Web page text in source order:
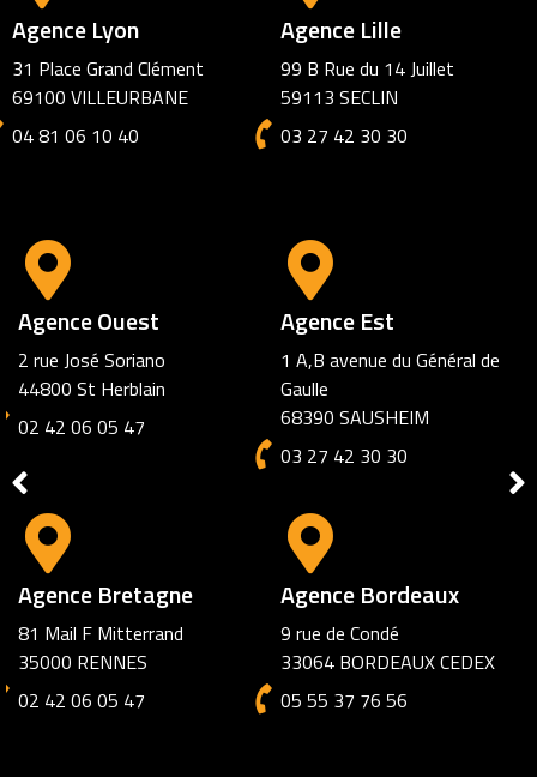
Agence Lyon
31 Place Grand Clément
69100 VILLEURBANE
04 81 06 10 40
Agence Lille
99 B Rue du 14 Juillet
59113 SECLIN
03 27 42 30 30
Agence Ouest
2 rue José Soriano
44800 St Herblain
02 42 06 05 47
Agence Est
1 A,B avenue du Général de
Gaulle
68390 SAUSHEIM
03 27 42 30 30
Agence Bretagne
81 Mail F Mitterrand
35000 RENNES
02 42 06 05 47
Agence Bordeaux
9 rue de Condé
33064 BORDEAUX CEDEX
05 55 37 76 56